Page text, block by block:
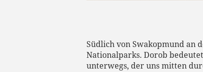
Südlich von Swakopmund an
Nationalparks. Dorob
unterwegs, der uns mitten